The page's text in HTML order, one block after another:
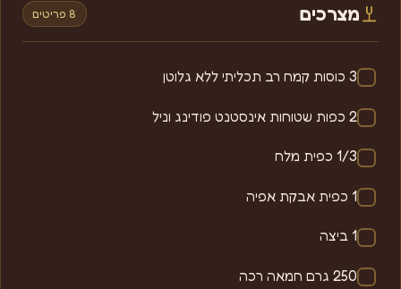
מצרכים 8 פריטים
3 כוסות קמח רב תכליתי ללא גלוטן
2 כפות שטוחות אינסטנט פודינג וניל
1/3 כפית מלח
1 כפית אבקת אפיה
1 ביצה
250 גרם חמאה רכה